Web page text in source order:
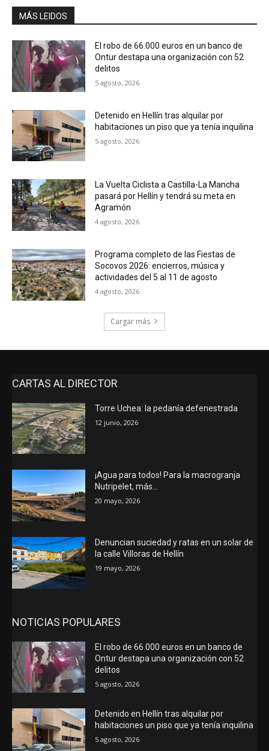
MÁS LEIDOS
El robo de 66.000 euros en un banco de
Ontur destapa una organización con 52
delitos
5 agosto, 2026
Detenido en Hellín tras alquilar por
habitaciones un piso que ya tenía inquilina
5 agosto, 2026
La Vuelta Ciclista a Castilla-La Mancha
pasará por Hellín y tendrá su meta en
Agramón
4 agosto, 2026
Programa completo de las Fiestas de
Socovos 2026: encierros, música y
actividades del 5 al 11 de agosto
4 agosto, 2026
Cargar más
CARTAS AL DIRECTOR
Torre Uchea: la pedanía defenestrada
12 junio, 2026
¡Agua para todos! Para la macrogranja
Nutripelet, más…
20 mayo, 2026
Denuncian suciedad y ratas en un solar de
la calle Villoras de Hellín
19 mayo, 2026
NOTICIAS POPULARES
El robo de 66.000 euros en un banco de
Ontur destapa una organización con 52
delitos
5 agosto, 2026
Detenido en Hellín tras alquilar por
habitaciones un piso que ya tenía inquilina
5 agosto, 2026